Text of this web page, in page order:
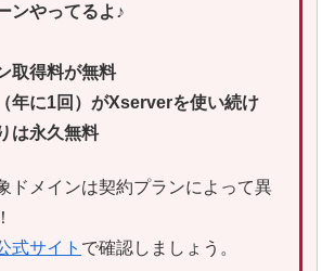
ンやってるよ♪
取得料が無料
年に1回）がXserverを使い続け
は永久無料
ドメインは契約プランによって異
式サイト で確認しましょう。